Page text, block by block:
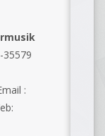
35579
: